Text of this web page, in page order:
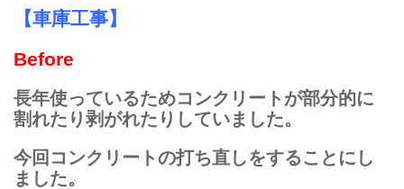
【車庫工事】
Before
長年使っているためコンクリートが部分的に
割れたり剥がれたりしていました。
今回コンクリートの打ち直しをすることにし
ました。